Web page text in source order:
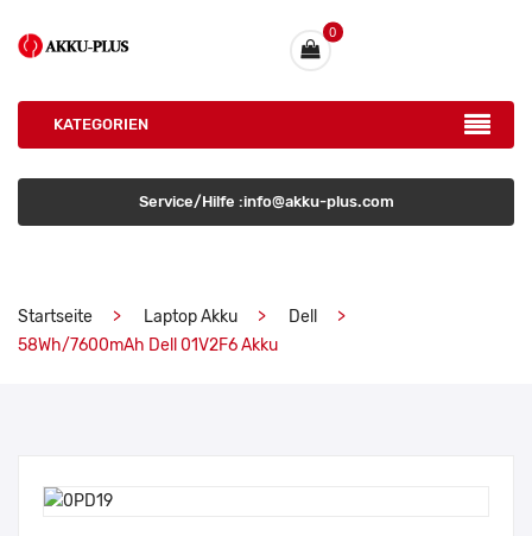
0
KATEGORIEN
Service/Hilfe :info@akku-plus.com
Startseite Laptop Akku
Dell
58Wh/7600mAh Dell 01V2F6 Akku